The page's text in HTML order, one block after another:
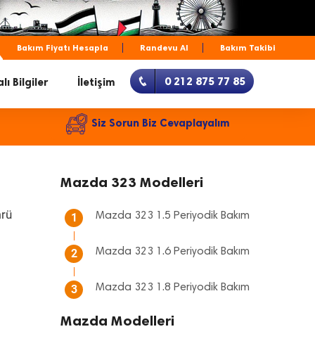
Bakım Fiyatı Hesapla Randevu Al Bakım Takibi
Bilgiler İletişim 0 212 875 77 85
Siz Sorun Biz Cevaplayalım
Mazda 323 Modelleri
1 Mazda 323 1.5 Periyodik Bakım
2 Mazda 323 1.6 Periyodik Bakım
3 Mazda 323 1.8 Periyodik Bakım
Mazda Modelleri